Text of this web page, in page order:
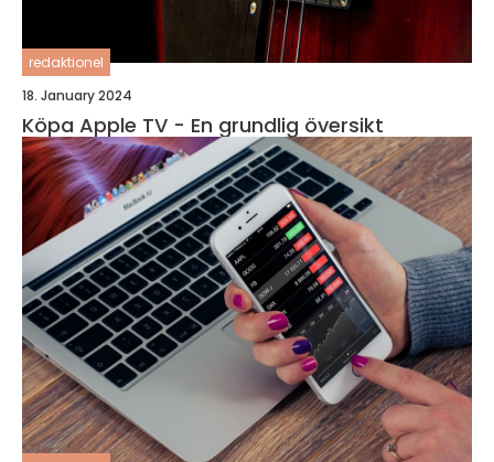
redaktionel
18. January 2024
Köpa Apple TV - En grundlig översikt